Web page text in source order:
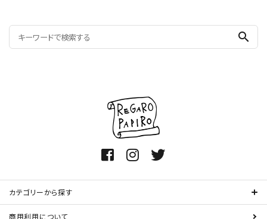
search
カテゴリーから探す
商用利用について